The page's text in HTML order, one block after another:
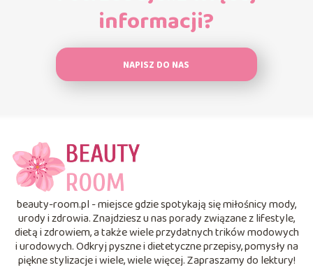
informacji?
NAPISZ DO NAS
beauty-room.pl - miejsce gdzie spotykają się miłośnicy mody,
urody i zdrowia. Znajdziesz u nas porady związane z lifestyle,
dietą i zdrowiem, a także wiele przydatnych trików modowych
i urodowych. Odkryj pyszne i dietetyczne przepisy, pomysły na
piękne stylizacje i wiele, wiele więcej. Zapraszamy do lektury!